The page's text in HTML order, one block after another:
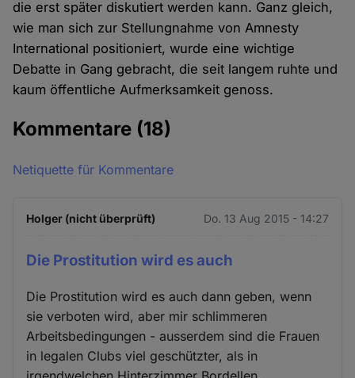
die erst später diskutiert werden kann. Ganz gleich,
wie man sich zur Stellungnahme von Amnesty
International positioniert, wurde eine wichtige
Debatte in Gang gebracht, die seit langem ruhte und
kaum öffentliche Aufmerksamkeit genoss.
Kommentare (18)
Netiquette für Kommentare
Holger (nicht überprüft) Do. 13 Aug 2015 - 14:27
Die Prostitution wird es auch
Die Prostitution wird es auch dann geben, wenn
sie verboten wird, aber mir schlimmeren
Arbeitsbedingungen - ausserdem sind die Frauen
in legalen Clubs viel geschützter, als in